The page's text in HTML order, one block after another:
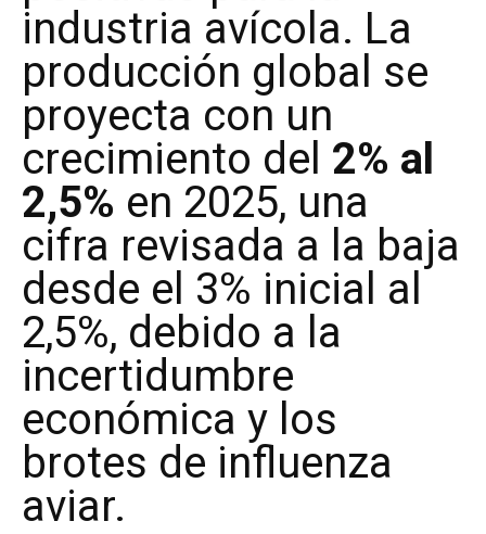
industria avícola. La
producción global se
proyecta con un
crecimiento del 2% al
2,5% en 2025, una
cifra revisada a la baja
desde el 3% inicial al
2,5%, debido a la
incertidumbre
económica y los
brotes de influenza
aviar.